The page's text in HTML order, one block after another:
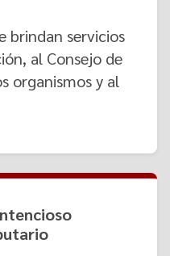
brindan servicios
al Consejo de
organismos y al